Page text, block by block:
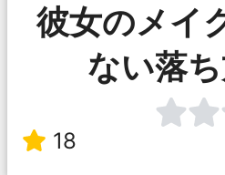
彼女のメイ
ない落
18